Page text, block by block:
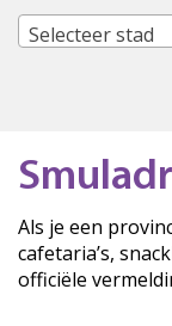
Selecteer stad
Als je een
cafetaria’s,
officiële